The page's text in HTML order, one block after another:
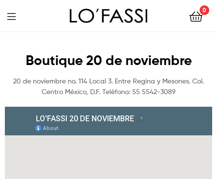
0
Boutique 20 de noviembre
20 de noviembre no. 114 Local 3. Entre Regina y Mesones. Col.
Centro México, D.F. Teléfono: 55 5542-3089